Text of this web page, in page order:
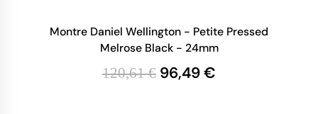
Montre Daniel Wellington - Petite Pressed
Melrose Black - 24mm
120,61 € 96,49 €